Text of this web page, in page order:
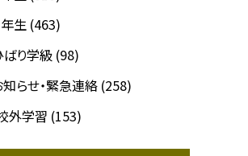
年生 (463)
ばり学級 (98)
知らせ・緊急連絡 (258)
外学習 (153)